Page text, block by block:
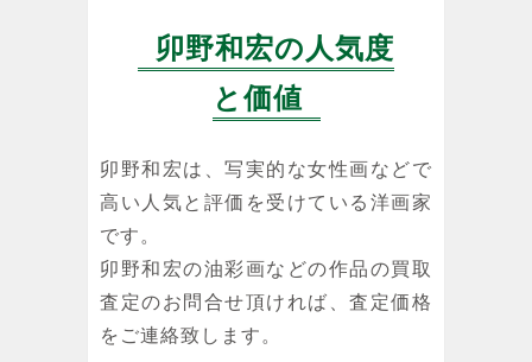
卯野和宏の人気度
と価値
卯野和宏は、写実的な女性画などで
高い人気と評価を受けている洋画家
です。
卯野和宏の油彩画などの作品の買取
査定のお問合せ頂ければ、査定価格
をご連絡致します。